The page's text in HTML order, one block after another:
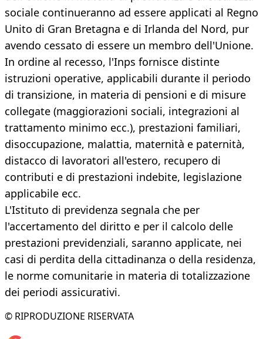
sociale continueranno ad essere applicati al Regno
Unito di Gran Bretagna e di Irlanda del Nord, pur
avendo cessato di essere un membro dell'Unione.
In ordine al recesso, l'Inps fornisce distinte
istruzioni operative, applicabili durante il periodo
di transizione, in materia di pensioni e di misure
collegate (maggiorazioni sociali, integrazioni al
trattamento minimo ecc.), prestazioni familiari,
disoccupazione, malattia, maternità e paternità,
distacco di lavoratori all'estero, recupero di
contributi e di prestazioni indebite, legislazione
applicabile ecc.
L'Istituto di previdenza segnala che per
l'accertamento del diritto e per il calcolo delle
prestazioni previdenziali, saranno applicate, nei
casi di perdita della cittadinanza o della residenza,
le norme comunitarie in materia di totalizzazione
dei periodi assicurativi.
© RIPRODUZIONE RISERVATA